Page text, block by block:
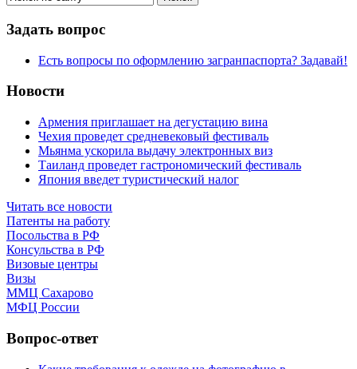
Задать вопрос
Есть вопросы по оформлению загранпаспорта? Задавай!
Новости
Армения приглашает на дегустацию вина
Чехия проведет средневековый фестиваль
Мьянма ускорила выдачу электронных виз
Таиланд проведет гастрономический фестиваль
Япония введет туристический налог
Читать все новости
Патенты на работу
Посольства в РФ
Консульства в РФ
Визовые центры
Визы
ММЦ Сахарово
МФЦ России
Вопрос-ответ